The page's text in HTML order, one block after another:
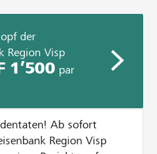
der
Region Visp
1’500par
Ab sofort
Region Visp